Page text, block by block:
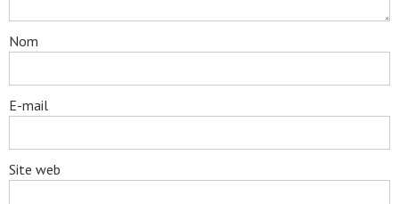
Nom
E-mail
Site web